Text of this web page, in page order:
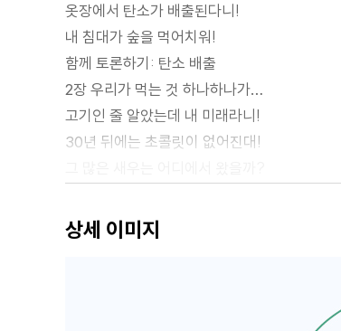
옷장에서 탄소가 배출된다니!
내 침대가 숲을 먹어치워!
함께 토론하기: 탄소 배출
2장 우리가 먹는 것 하나하나가…
고기인 줄 알았는데 내 미래라니!
30년 뒤에는 초콜릿이 없어진대!
함께 토론하기: 공정한 먹거리
상세 이미지